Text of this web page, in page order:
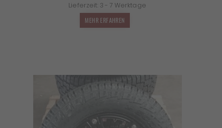
war:
2.549,00 €
Lieferzeit: 3 - 7 Werktage
MEHR ERFAHREN